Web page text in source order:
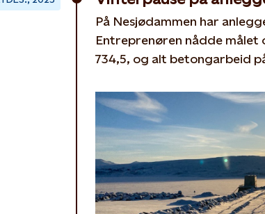
På Nesjødammen har
Entreprenøren nådde målet
734,5, og alt betongarbeid